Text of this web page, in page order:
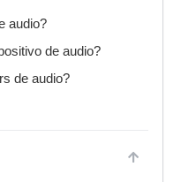
audio?
de audio?
de audio?